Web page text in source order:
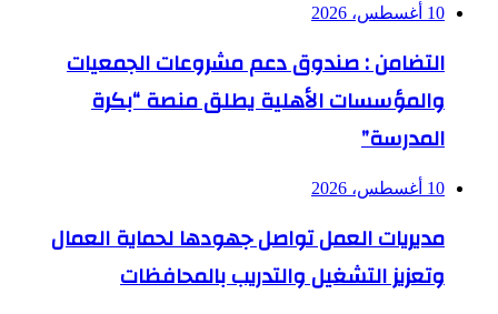
10 أغسطس، 2026
التضامن : صندوق دعم مشروعات الجمعيات
والمؤسسات الأهلية يطلق منصة “بكرة
المدرسة”
10 أغسطس، 2026
مديريات العمل تواصل جهودها لحماية العمال
وتعزيز التشغيل والتدريب بالمحافظات